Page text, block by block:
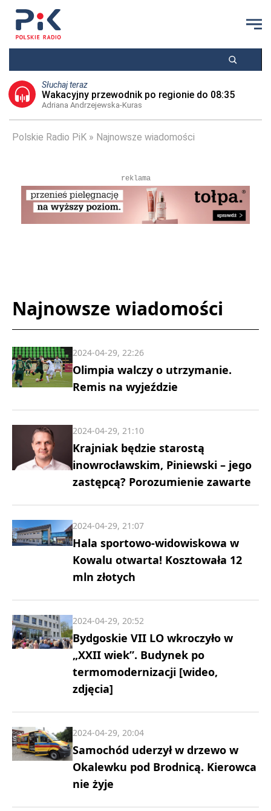
Słuchaj teraz
Wakacyjny przewodnik po regionie do 08:35
Adriana Andrzejewska-Kuras
Polskie Radio PiK Najnowsze wiadomości
reklama
Najnowsze wiadomości
Olimpia walczy o utrzymanie.
Remis na wyjeździe
2024-04-29, 22:26
Krajniak będzie starostą
inowrocławskim, Piniewski – jego
zastępcą? Porozumienie zawarte
2024-04-29, 21:10
Hala sportowo-widowiskowa w
Kowalu otwarta! Kosztowała 12
mln złotych
2024-04-29, 21:07
Bydgoskie VII LO wkroczyło w
„XXII wiek”. Budynek po
termomodernizacji [wideo,
zdjęcia]
2024-04-29, 20:52
Samochód uderzył w drzewo w
Okalewku pod Brodnicą. Kierowca
nie żyje
2024-04-29, 20:04